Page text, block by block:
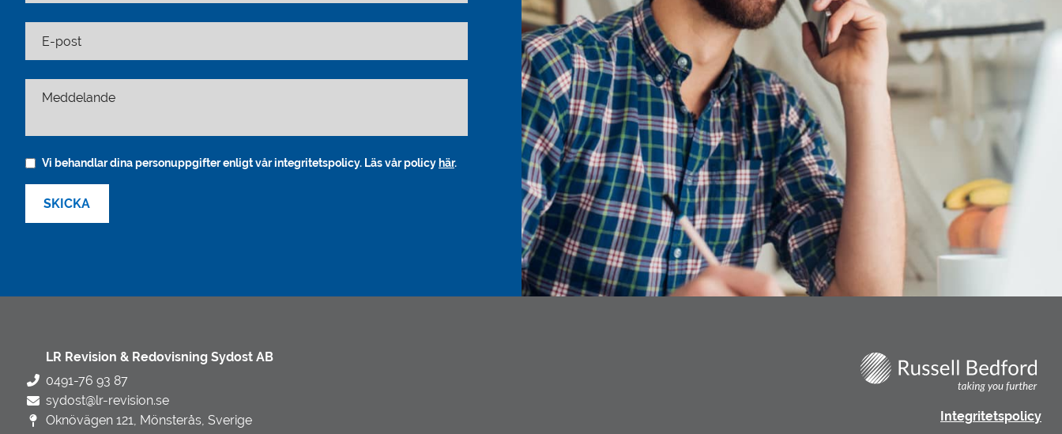
E-post
Vi behandlar dina personuppgifter enligt vår integritetspolicy. Läs vår policy här.
LR Revision & Redovisning Sydost AB
0491-76 93 87
sydost@lr-revision.se
Oknövägen 121, Mönsterås, Sverige
Integritetspolicy